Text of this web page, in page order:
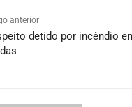
anterior
detido por incêndio